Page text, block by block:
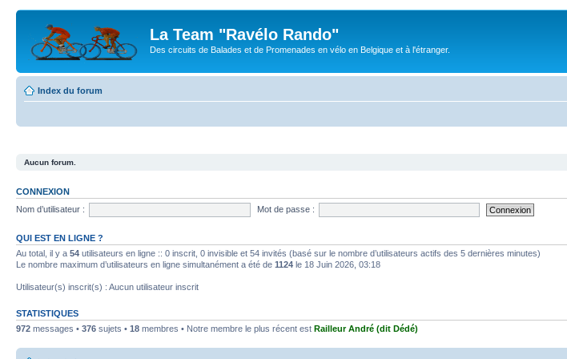
La Team "Ravélo Rando"
Des circuits de Balades et de Promenades en vélo en Belgique et à l'étranger.
Index du forum
Aucun forum.
CONNEXION
Nom d’utilisateur :
Mot de passe :
QUI EST EN LIGNE ?
Au total, il y a 54 utilisateurs en ligne :: 0 inscrit, 0 invisible et 54 invités (basé sur le nombre d’utilisateurs actifs des 5 dernières minutes)
Le nombre maximum d’utilisateurs en ligne simultanément a été de 1124 le 18 Juin 2026, 03:18
Utilisateur(s) inscrit(s) : Aucun utilisateur inscrit
STATISTIQUES
972 messages • 376 sujets • 18 membres • Notre membre le plus récent est Railleur André (dit Dédé)